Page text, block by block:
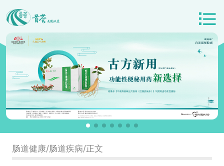
肠道健康/肠道疾病/正文